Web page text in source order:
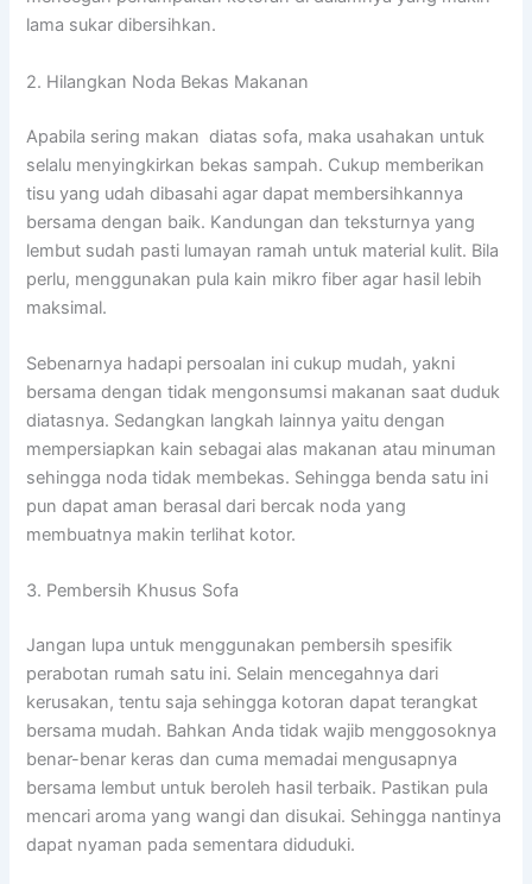
lama sukar dibersihkan.
2. Hilangkan Noda Bekas Makanan
Apabila sering makan diatas sofa, maka usahakan untuk
selalu menyingkirkan bekas sampah. Cukup memberikan
tisu yang udah dibasahi agar dapat membersihkannya
bersama dengan baik. Kandungan dan teksturnya yang
lembut sudah pasti lumayan ramah untuk material kulit. Bila
perlu, menggunakan pula kain mikro fiber agar hasil lebih
maksimal.
Sebenarnya hadapi persoalan ini cukup mudah, yakni
bersama dengan tidak mengonsumsi makanan saat duduk
diatasnya. Sedangkan langkah lainnya yaitu dengan
mempersiapkan kain sebagai alas makanan atau minuman
sehingga noda tidak membekas. Sehingga benda satu ini
pun dapat aman berasal dari bercak noda yang
membuatnya makin terlihat kotor.
3. Pembersih Khusus Sofa
Jangan lupa untuk menggunakan pembersih spesifik
perabotan rumah satu ini. Selain mencegahnya dari
kerusakan, tentu saja sehingga kotoran dapat terangkat
bersama mudah. Bahkan Anda tidak wajib menggosoknya
benar-benar keras dan cuma memadai mengusapnya
bersama lembut untuk beroleh hasil terbaik. Pastikan pula
mencari aroma yang wangi dan disukai. Sehingga nantinya
dapat nyaman pada sementara diduduki.